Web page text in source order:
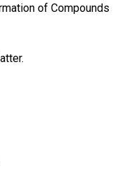
of Compounds